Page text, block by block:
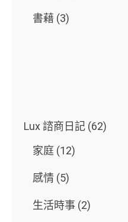
書藉 (3)
Lux 諮商日記 (62)
家庭 (12)
感情 (5)
生活時事 (2)